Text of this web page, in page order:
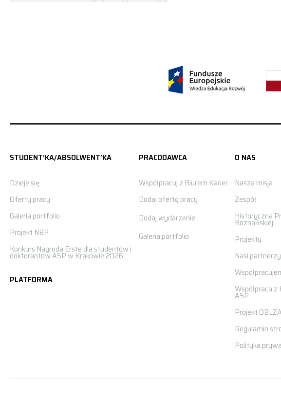
STUDENT’KA/ABSOLWENT’KA
Dzieje się
Oferty pracy
Galeria portfolio
Projekt NBP
Konkurs Nagroda Erste dla studentów i
doktorantów ASP w Krakowie 2026
PLATFORMA
PRACODAWCA
Współpracuj z Biurem Karier
Dodaj ofertę pracy
Dodaj wydarzenie
Galeria portfolio
O NAS
Nasza misja
Zespół
Historyczna
Boznańskiej
Projekty
Nasi partnerzy
Współpraca
ASP
Projekt OBLZA
Regulamin
Polityka